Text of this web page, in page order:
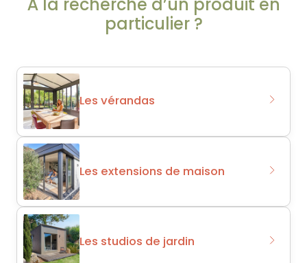
particulier ?
Les vérandas
Les extensions de maison
Les studios de jardin